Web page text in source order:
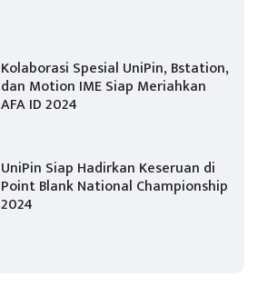
Kolaborasi Spesial UniPin, Bstation,
dan Motion IME Siap Meriahkan
AFA ID 2024
UniPin Siap Hadirkan Keseruan di
Point Blank National Championship
2024